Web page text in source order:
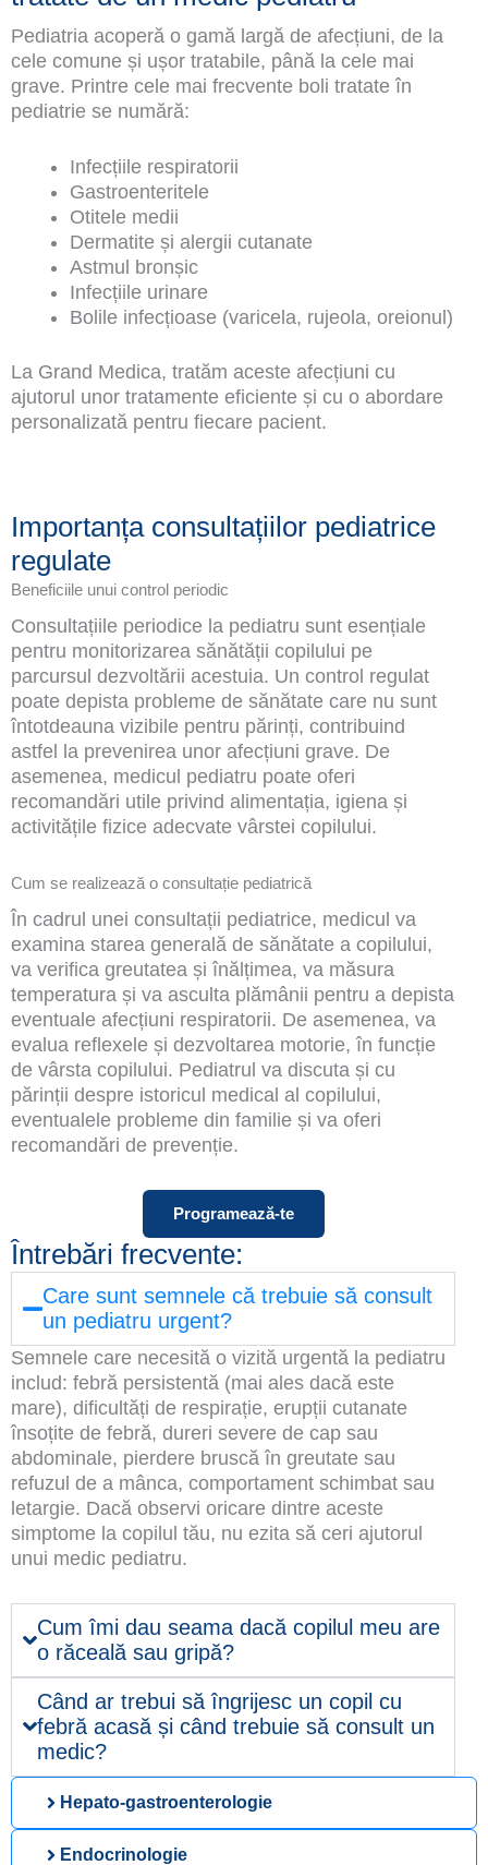
Hepato-gastroenterologie
Endocrinologie
Pediatria acoperă o gamă largă de afecțiuni, de la
cele comune și ușor tratabile, până la cele mai
grave. Printre cele mai frecvente boli tratate în
pediatrie se numără:
Infecțiile respiratorii
Gastroenteritele
Otitele medii
Dermatite și alergii cutanate
Astmul bronșic
Infecțiile urinare
Bolile infecțioase (varicela, rujeola, oreionul)
La Grand Medica, tratăm aceste afecțiuni cu
ajutorul unor tratamente eficiente și cu o abordare
personalizată pentru fiecare pacient.
Importanța consultațiilor pediatrice
regulate
Beneficiile unui control periodic
Consultațiile periodice la pediatru sunt esențiale
pentru monitorizarea sănătății copilului pe
parcursul dezvoltării acestuia. Un control regulat
poate depista probleme de sănătate care nu sunt
întotdeauna vizibile pentru părinți, contribuind
astfel la prevenirea unor afecțiuni grave. De
asemenea, medicul pediatru poate oferi
recomandări utile privind alimentația, igiena și
activitățile fizice adecvate vârstei copilului.
Cum se realizează o consultație pediatrică
În cadrul unei consultații pediatrice, medicul va
examina starea generală de sănătate a copilului,
va verifica greutatea și înălțimea, va măsura
temperatura și va asculta plămânii pentru a depista
eventuale afecțiuni respiratorii. De asemenea, va
evalua reflexele și dezvoltarea motorie, în funcție
de vârsta copilului. Pediatrul va discuta și cu
părinții despre istoricul medical al copilului,
eventualele probleme din familie și va oferi
recomandări de prevenție.
Programează-te
Întrebări frecvente:
Care sunt semnele că trebuie să consult
un pediatru urgent?
Semnele care necesită o vizită urgentă la pediatru
includ: febră persistentă (mai ales dacă este
mare), dificultăți de respirație, erupții cutanate
însoțite de febră, dureri severe de cap sau
abdominale, pierdere bruscă în greutate sau
refuzul de a mânca, comportament schimbat sau
letargie. Dacă observi oricare dintre aceste
simptome la copilul tău, nu ezita să ceri ajutorul
unui medic pediatru.
Cum îmi dau seama dacă copilul meu are
o răceală sau gripă?
Când ar trebui să îngrijesc un copil cu
febră acasă și când trebuie să consult un
medic?